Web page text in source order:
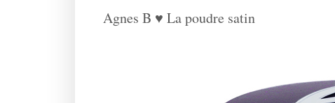
Agnes B ♥ La poudre satin